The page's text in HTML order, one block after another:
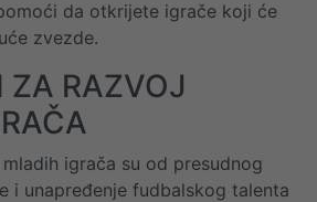
da otkrijete igrače koji će
zvezde.
ZA RAZVOJ
igrača su od presudnog
i unapređenje fudbalskog talenta